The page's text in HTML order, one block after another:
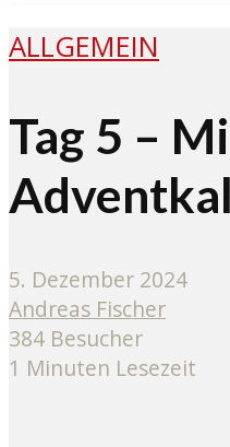
ALLGEMEIN
Tag 5 –
5. Dezember 2024
Andreas Fischer
384 Besucher
1 Minuten Lesezeit